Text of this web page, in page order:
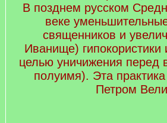
В позднем русском
веке
священников и
Иванище) гипокористики
целью уничижения
полуимя). Эта
Петром